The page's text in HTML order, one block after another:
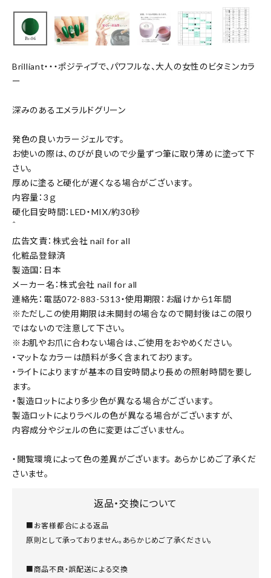
Brilliant・・・ポジティブで、パワフルな、大人の女性のビタミンカラ
ー
深みのあるエメラルドグリーン
発色の良いカラージェルです。
お使いの際は、のびが良いので少量ずつ筆に取り薄めに塗って下
さい。
厚めに塗ると硬化が遅くなる場合がございます。
内容量：3ｇ
硬化目安時間：LED・MIX/約30秒
＾
広告文責：株式会社 nail for all
化粧品登録済
製造国：日本
メーカー名：株式会社 nail for all
連絡先：電話072-883-5313・使用期限：お届けから1年間
※ただしこの使用期限は未開封の場合なので開封後はこの限り
ではないので注意して下さい。
※お肌やお爪に合わない場合は、ご使用をおやめください。
・マットなカラーは顔料が多く含まれております。
・ライトによりますが基本の目安時間より長めの照射時間を要し
ます。
・製造ロットにより多少色が異なる場合がございます。
製造ロットによりラベルの色が異なる場合がございますが、
内容成分やジェルの色に変更はございません。
・閲覧環境によって色の差異がございます。 あらかじめご了承くだ
さいませ。
返品・交換について
■お客様都合による返品
原則として承っておりません。あらかじめご了承ください。
■商品不良・誤配送による交換